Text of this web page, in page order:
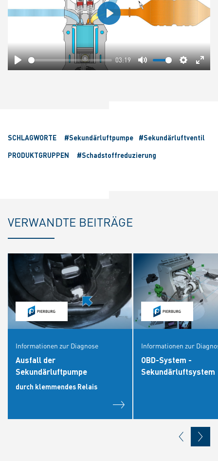
Play
03:19
Mute Settings
Play
SCHLAGWORTE #Sekundärluftpumpe
#Sekundärluftventil
PRODUKTGRUPPEN
#Schadstoffreduzierung
VERWANDTE BEITRÄGE
Informationen zur Diagnose
Ausfall der
Sekundärluftpumpe
durch klemmendes Relais
Informationen zur
OBD-System -
Sekundärluftsystem